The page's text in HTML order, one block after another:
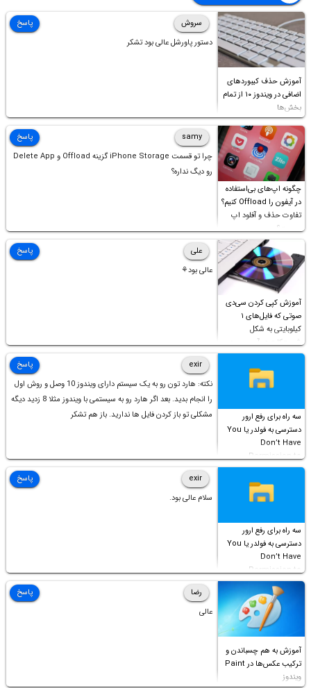
آموزش حذف کیبوردهای
اضافی در ویندوز ۱۰ از تمام
بخش‌ها
سروش
دستور پاورشل عالی بود تشکر
پاسخ
چگونه اپ‌های بی‌استفاده
در آیفون را Offload کنیم؟
تفاوت حذف و آفلود اپ
چیست؟
samy
چرا تو قسمت iPhone Storage گزینه Offload و Delete App
رو دیگ نداره؟
پاسخ
آموزش کپی کردن سی‌دی
صوتی که فایل‌های ۱
کیلوبایتی به شکل
شورت‌کات در آن موجود
است!
علی
عالی بود⚘
پاسخ
سه راه برای رفع ارور
دسترسی به فولدر یا You
Don’t Have
Permission to
Access this folder
exir
نکته: هارد تون رو به یک سیستم دارای ویندوز 10 وصل و روش اول
را انجام بدید. بعد اگر هارد رو به سیستمی با ویندوز مثلا 8 زدید دیگه
مشکلی تو باز کردن فایل ها ندارید. باز هم تشکر
پاسخ
سه راه برای رفع ارور
دسترسی به فولدر یا You
Don’t Have
Permission to
Access this folder
exir
سلام عالی بود.
پاسخ
آموزش به هم چسباندن و
ترکیب عکس‌ها در Paint
ویندوز
رضا
عالی
پاسخ